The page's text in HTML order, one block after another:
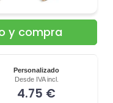
Personalizado
Desde IVA incl.
4.75 €
y compra